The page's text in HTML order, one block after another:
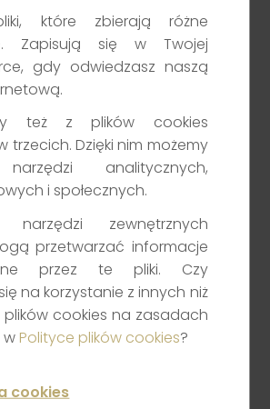
– metody, które stosują
podają się za
Securities
za prąd, a może podejrzana
Nie klikaj w link!
które zbierają różne
Zapisują się w Twojej
gdy odwiedzasz naszą
też z plików cookies
trzecich. Dzięki nim możemy
analitycznych,
i społecznych.
narzędzi zewnętrznych
przetwarzać informacje
przez te pliki. Czy
na korzystanie z innych niż
cookies na zasadach
w Polityce plików cookies?
cookies